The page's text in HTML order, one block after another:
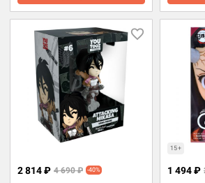
2 814 ₽ 4 690 ₽ -40%
15+
1 494 ₽